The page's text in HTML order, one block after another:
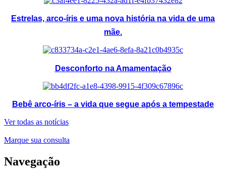
Estrelas, arco-íris e uma nova história na vida de uma
mãe.
Desconforto na Amamentação
Bebê arco-íris – a vida que segue após a tempestade
Ver todas as notícias
Marque sua consulta
Navegação